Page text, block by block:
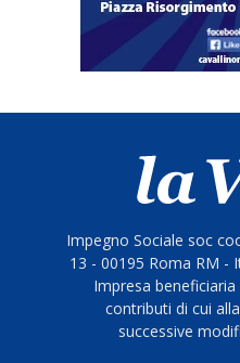
Impegno Sociale soc
13 - 00195 Roma RM -
Impresa
contributi di cui
successive